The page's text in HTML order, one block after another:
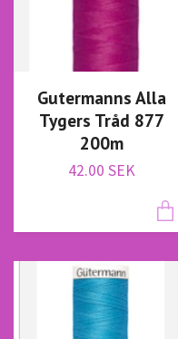
Gutermanns Alla
Tygers Tråd 877
200m
42.00 SEK